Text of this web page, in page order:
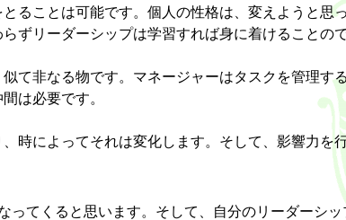
ることは可能です。個人の性格は、変えようと思
ずリーダーシップは学習すれば身に着けることの
て非なる物です。マネージャーはタスクを管理す
は必要です。
時によってそれは変化します。そして、影響力を
てくると思います。そして、自分のリーダーシ